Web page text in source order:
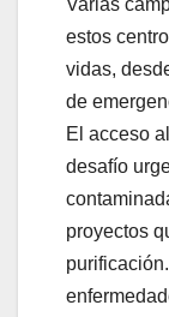
Varias
estos
vidas,
de
El acceso
desafío
proyectos